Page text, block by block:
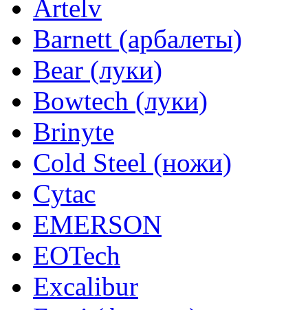
Artelv
Barnett (арбалеты)
Bear (луки)
Bowtech (луки)
Brinyte
Cold Steel (ножи)
Cytac
EMERSON
EOTech
Excalibur